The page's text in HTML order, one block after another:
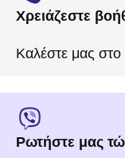
Χρειάζεστε
Καλέστε μας
Ρωτήστε μας